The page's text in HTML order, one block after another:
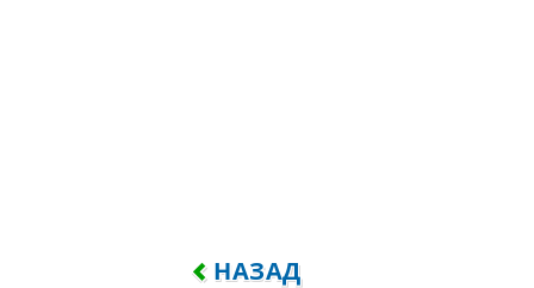
ПРЕДЫДУЩИЙ: МЕНЯ
НАЗАД